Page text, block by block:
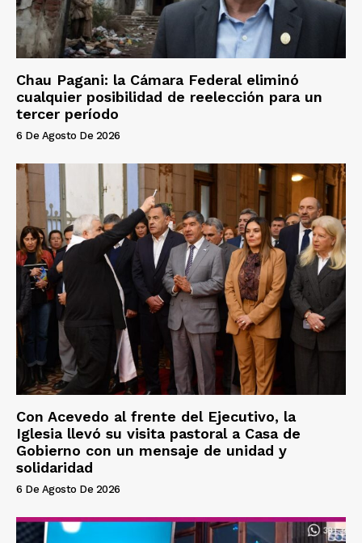
Chau Pagani: la Cámara Federal eliminó
cualquier posibilidad de reelección para un
tercer período
6 De Agosto De 2026
Con Acevedo al frente del Ejecutivo, la
Iglesia llevó su visita pastoral a Casa de
Gobierno con un mensaje de unidad y
solidaridad
6 De Agosto De 2026